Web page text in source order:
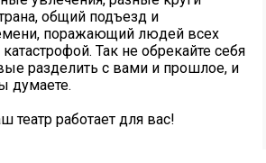
общий подъезд и
поражающий людей всех
Так не обрекайте себя
разделить с вами и прошлое, и
думаете.
театр работает для вас!